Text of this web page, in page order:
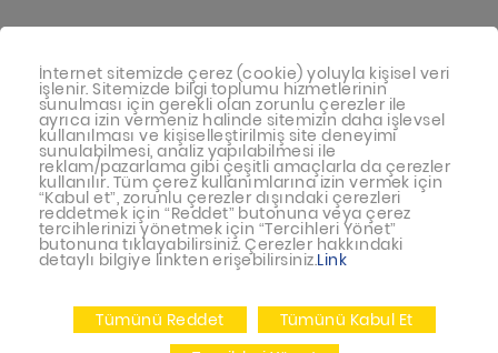
sütüdür. Anne sütü ile beslenmenin
mümkün olmadığı durumlarda
doktorunuza danışınız
Bu sitede yayınlanan bilgiler hekim
tavsiyesi yerine geçmez.
En doğru bilgi için doktorunuza
danışınız.
İnternet sitemizde çerez (cookie) yoluyla kişisel veri
işlenir. Sitemizde bilgi toplumu hizmetlerinin
sunulması için gerekli olan zorunlu çerezler ile
ayrıca izin vermeniz halinde sitemizin daha işlevsel
kullanılması ve kişiselleştirilmiş site deneyimi
sunulabilmesi, analiz yapılabilmesi ile
reklam/pazarlama gibi çeşitli amaçlarla da çerezler
kullanılır. Tüm çerez kullanımlarına izin vermek için
“Kabul et”, zorunlu çerezler dışındaki çerezleri
reddetmek için “Reddet” butonuna veya çerez
tercihlerinizi yönetmek için “Tercihleri Yönet”
butonuna tıklayabilirsiniz. Çerezler hakkındaki
detaylı bilgiye linkten erişebilirsiniz.Link
Tümünü Reddet
Tümünü Kabul Et